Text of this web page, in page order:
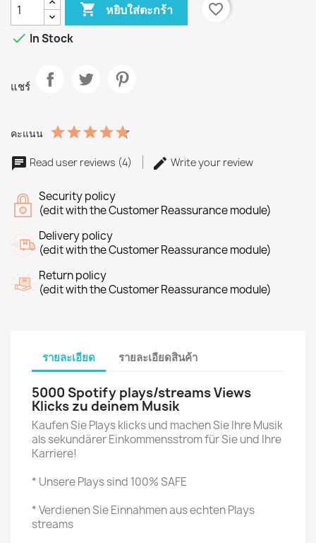
 หยิบใส่ตะกร้า
favorite_border
 In Stock
แชร์
คะแนน
Read user reviews (4) Write your review
Security policy
(edit with the Customer Reassurance module)
Delivery policy
(edit with the Customer Reassurance module)
Return policy
(edit with the Customer Reassurance module)
รายละเอียด รายละเอียดสินค้า
5000 Spotify plays/streams Views
Klicks zu deinem Musik
Kaufen Sie Plays klicks und machen Sie Ihre Musik
als sekundärer Einkommensstrom für Sie und Ihre
Karriere!
* Unsere Plays sind 100% SAFE
* Verdienen Sie Einnahmen aus echten Plays
streams